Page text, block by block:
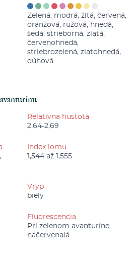
Zelená, modrá, žltá, červená,
oranžová, ružová, hnedá,
šedá, strieborná, zlatá,
červenohnedá,
striebrozelená, zlatohnedá,
dúhová
Relatívna hustota
2,64-2,69
Index lomu
1,544 až 1,555
Vryp
biely
Fluorescencia
Pri zelenom avanturíne
načervenalá